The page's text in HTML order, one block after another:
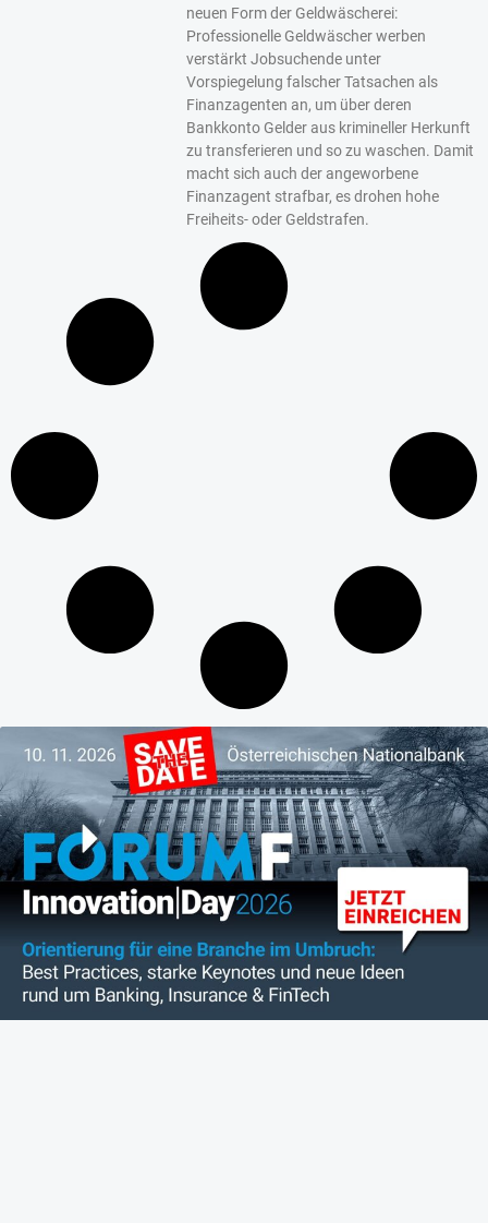
neuen Form der Geldwäscherei:
Professionelle Geldwäscher werben
verstärkt Jobsuchende unter
Vorspiegelung falscher Tatsachen als
Finanzagenten an, um über deren
Bankkonto Gelder aus krimineller Herkunft
zu transferieren und so zu waschen. Damit
macht sich auch der angeworbene
Finanzagent strafbar, es drohen hohe
Freiheits- oder Geldstrafen.